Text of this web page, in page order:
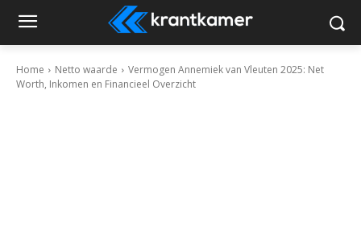
Home Netto waarde
Vermogen Annemiek van Vleuten 2025: Net
Worth, Inkomen en Financieel Overzicht